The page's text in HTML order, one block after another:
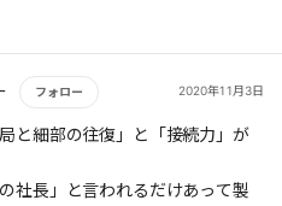
ていないだろうか？」と自分に問
を心がけていきたい。
を全力で取り組むことが何よりも
ずのような矛盾ばかり。
う説明不能なふわっとしたものっ
仕事でしか培われないと思いま
フォロー 2020年11月3日
と細部の往復」と「接続力」が
社長」と言われるだけあって製